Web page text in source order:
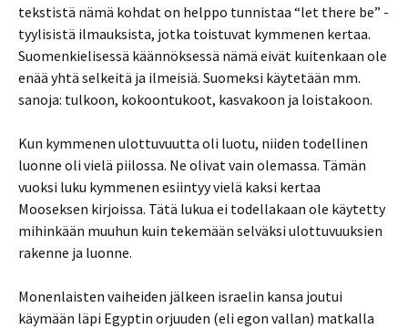
tekstistä nämä kohdat on helppo tunnistaa “let there be” -
tyylisistä ilmauksista, jotka toistuvat kymmenen kertaa.
Suomenkielisessä käännöksessä nämä eivät kuitenkaan ole
enää yhtä selkeitä ja ilmeisiä. Suomeksi käytetään mm.
sanoja: tulkoon, kokoontukoot, kasvakoon ja loistakoon.
Kun kymmenen ulottuvuutta oli luotu, niiden todellinen
luonne oli vielä piilossa. Ne olivat vain olemassa. Tämän
vuoksi luku kymmenen esiintyy vielä kaksi kertaa
Mooseksen kirjoissa. Tätä lukua ei todellakaan ole käytetty
mihinkään muuhun kuin tekemään selväksi ulottuvuuksien
rakenne ja luonne.
Monenlaisten vaiheiden jälkeen israelin kansa joutui
käymään läpi Egyptin orjuuden (eli egon vallan) matkalla